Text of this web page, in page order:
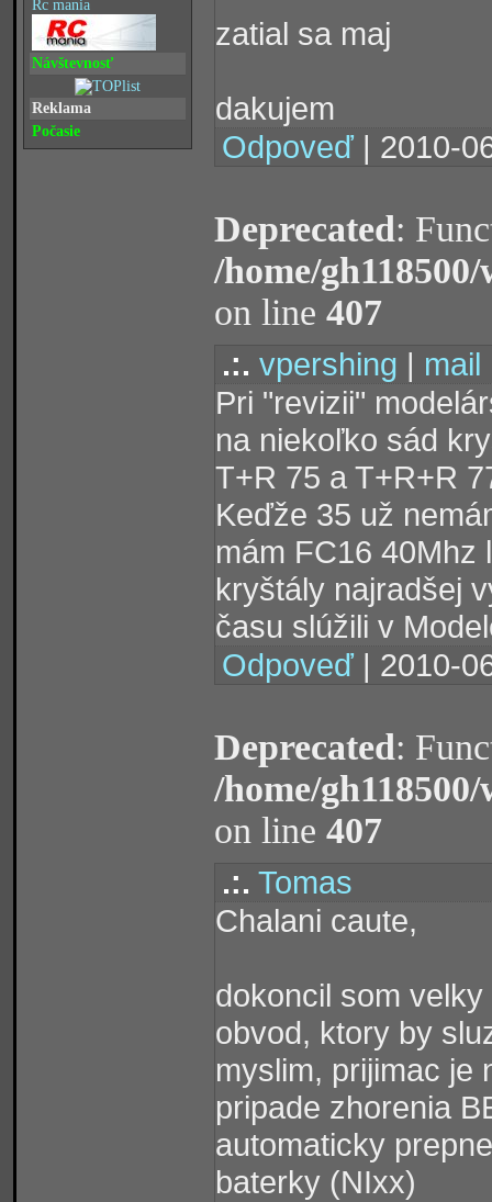
Rc mania
Návštevnosť
Reklama
Počasie
zatial sa maj
dakujem
Odpoveď | 2010-
Deprecated:
/home/
on line 407
.:. vpershing | mail
Pri "revizii"
na niekoľko sád
T+R 75 a T+R+R
Keďže 35 už
mám FC16 40Mhz
kryštály najradšej
času slúžili v
Odpoveď | 2010-
Deprecated:
/home/
on line 407
.:. Tomas
Chalani caute,
dokoncil som
obvod, ktory by
myslim, prijimac je
pripade zhorenia
automaticky
baterky (NIxx)